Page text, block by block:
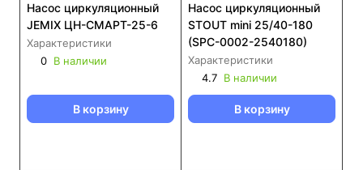
Насос циркуляционный
JEMIX ЦН-СМАРТ-25-6
Характеристики
0 В наличии
В корзину
Насос циркуляционный
STOUT mini 25/40-180
(SPC-0002-2540180)
Характеристики
4.7 В наличии
В корзину